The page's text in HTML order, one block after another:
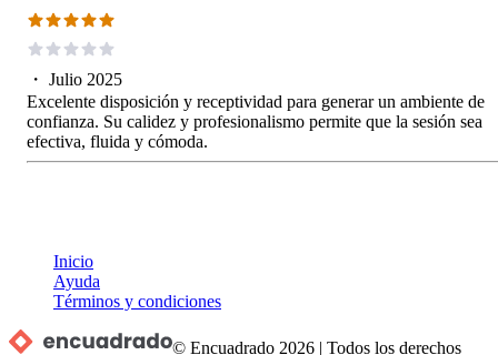
・ Julio 2025
Excelente disposición y receptividad para generar un ambiente de
confianza. Su calidez y profesionalismo permite que la sesión sea
efectiva, fluida y cómoda.
Inicio
Ayuda
Términos y condiciones
© Encuadrado 2026 |Todos los derechos